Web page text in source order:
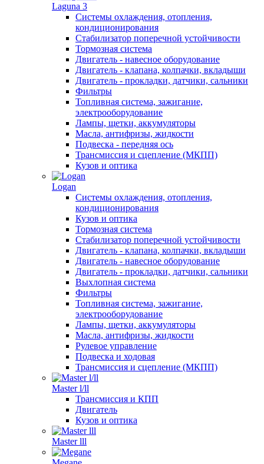
Laguna 3
Системы охлаждения, отопления,
кондиционирования
Стабилизатор поперечной устойчивости
Тормозная система
Двигатель - навесное оборудование
Двигатель - клапана, колпачки, вкладыши
Двигатель - прокладки, датчики, сальники
Фильтры
Топливная система, зажигание,
электрооборудование
Лампы, щетки, аккумуляторы
Масла, антифризы, жидкости
Подвеска - передняя ось
Трансмиссия и сцепление (МКПП)
Кузов и оптика
Logan
Системы охлаждения, отопления,
кондиционирования
Кузов и оптика
Тормозная система
Стабилизатор поперечной устойчивости
Двигатель - клапана, колпачки, вкладыши
Двигатель - навесное оборудование
Двигатель - прокладки, датчики, сальники
Выхлопная система
Фильтры
Топливная система, зажигание,
электрооборудование
Лампы, щетки, аккумуляторы
Масла, антифризы, жидкости
Рулевое управление
Подвеска и ходовая
Трансмиссия и сцепление (МКПП)
Master l/ll
Трансмиссия и КПП
Двигатель
Кузов и оптика
Master lll